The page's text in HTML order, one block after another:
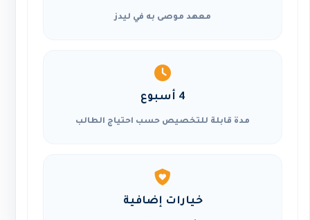
معهد موصى به في ليدز
4 أسبوع
مدة قابلة للتخصيص حسب احتياج الطالب
خيارات إضافية